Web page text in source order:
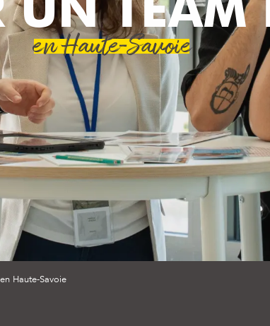
en Haute-Savoie
Haute-Savoie